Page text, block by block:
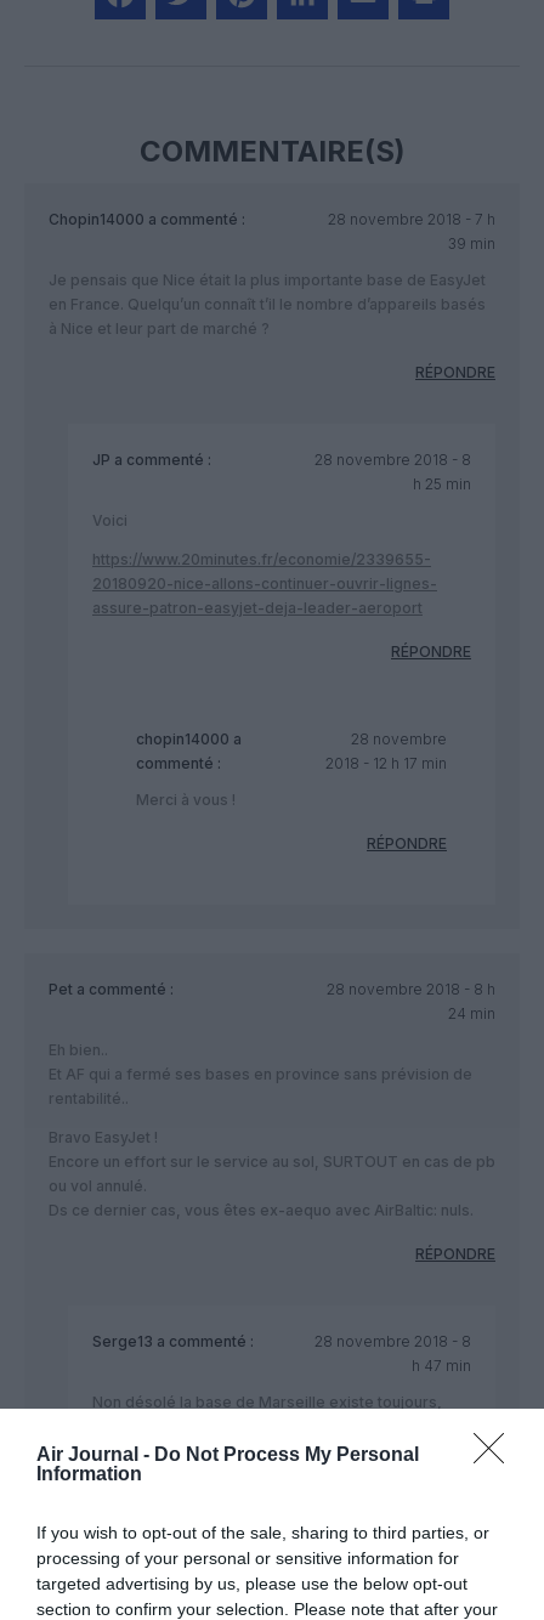
Air Journal - Do Not Process My Personal
Information
If you wish to opt-out of the sale, sharing to third parties, or
processing of your personal or sensitive information for
targeted advertising by us, please use the below opt-out
section to confirm your selection. Please note that after your
COMMENTAIRE(S)
Chopin14000 a commenté :
28 novembre 2018 - 7 h
39 min
Je pensais que Nice était la plus importante base de EasyJet
en France. Quelqu’un connaît t’il le nombre d’appareils basés
à Nice et leur part de marché ?
RÉPONDRE
JP a commenté :
28 novembre 2018 - 8
h 25 min
Voici
https://www.20minutes.fr/economie/2339655-
20180920-nice-allons-continuer-ouvrir-lignes-
assure-patron-easyjet-deja-leader-aeroport
RÉPONDRE
chopin14000 a
commenté :
28 novembre
2018 - 12 h 17 min
Merci à vous !
RÉPONDRE
Pet a commenté :
28 novembre 2018 - 8 h
24 min
Eh bien..
Et AF qui a fermé ses bases en province sans prévision de
rentabilité..
Bravo EasyJet !
Encore un effort sur le service au sol, SURTOUT en cas de pb
ou vol annulé.
Ds ce dernier cas, vous êtes ex-aequo avec AirBaltic: nuls.
RÉPONDRE
Serge13 a commenté :
28 novembre 2018 - 8
h 47 min
Non désolé la base de Marseille existe toujours,
départ, mais elle existe. AF réduit un maximum leur
présence à cause des grèves du personnel AF au
pis pour eux, tant mieux pour le consommateur, car
depuis Volotea et Ryanair se sont fait leur place…
RÉPONDRE